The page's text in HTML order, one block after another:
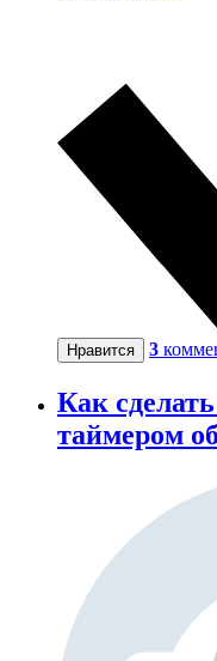
Нравится 3
Как
таймером